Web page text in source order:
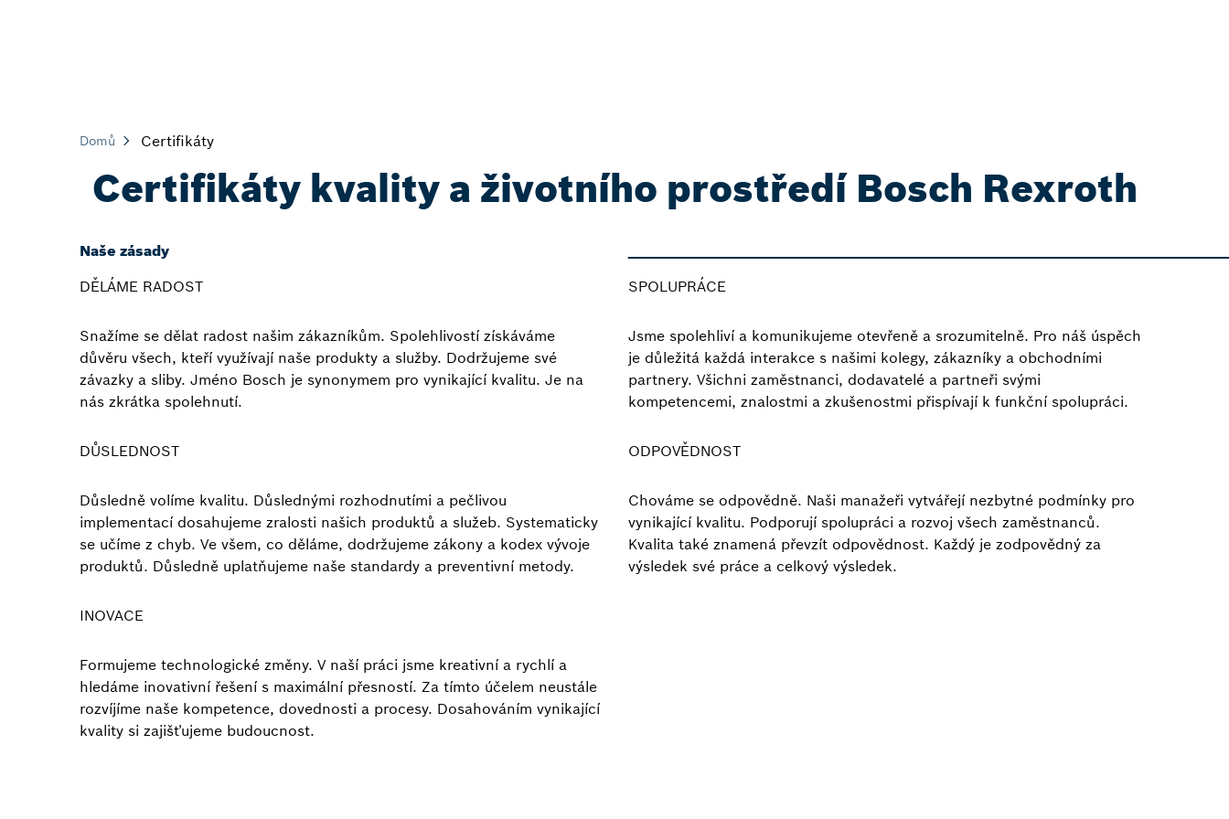
Domů Certifikáty
Certifikáty kvality a životního prostředí Bosch Rexroth
Naše zásady
DĚLÁME RADOST
Snažíme se dělat radost našim zákazníkům. Spolehlivostí získáváme
důvěru všech, kteří využívají naše produkty a služby. Dodržujeme své
závazky a sliby. Jméno Bosch je synonymem pro vynikající kvalitu. Je na
nás zkrátka spolehnutí.
DŮSLEDNOST
Důsledně volíme kvalitu. Důslednými rozhodnutími a pečlivou
implementací dosahujeme zralosti našich produktů a služeb. Systematicky
se učíme z chyb. Ve všem, co děláme, dodržujeme zákony a kodex vývoje
produktů. Důsledně uplatňujeme naše standardy a preventivní metody.
INOVACE
Formujeme technologické změny. V naší práci jsme kreativní a rychlí a
hledáme inovativní řešení s maximální přesností. Za tímto účelem neustále
rozvíjíme naše kompetence, dovednosti a procesy. Dosahováním vynikající
kvality si zajišťujeme budoucnost.
SPOLUPRÁCE
Jsme spolehliví a komunikujeme otevřeně a srozumitelně. Pro náš úspěch
je důležitá každá interakce s našimi kolegy, zákazníky a obchodními
partnery. Všichni zaměstnanci, dodavatelé a partneři svými
kompetencemi, znalostmi a zkušenostmi přispívají k funkční spolupráci.
ODPOVĚDNOST
Chováme se odpovědně. Naši manažeři vytvářejí nezbytné podmínky pro
vynikající kvalitu. Podporují spolupráci a rozvoj všech zaměstnanců.
Kvalita také znamená převzít odpovědnost. Každý je zodpovědný za
výsledek své práce a celkový výsledek.